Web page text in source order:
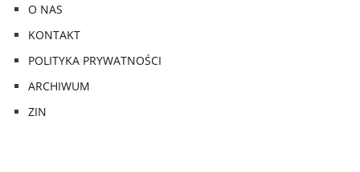
O NAS
KONTAKT
POLITYKA PRYWATNOŚCI
ARCHIWUM
ZIN